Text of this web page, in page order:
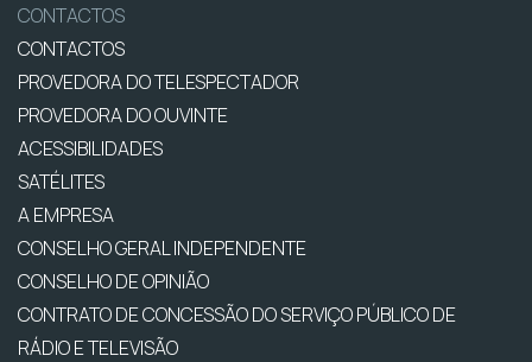
CONTACTOS
CONTACTOS
PROVEDORA DO TELESPECTADOR
PROVEDORA DO OUVINTE
ACESSIBILIDADES
SATÉLITES
A EMPRESA
CONSELHO GERAL INDEPENDENTE
CONSELHO DE OPINIÃO
CONTRATO DE CONCESSÃO DO SERVIÇO PÚBLICO DE
RÁDIO E TELEVISÃO